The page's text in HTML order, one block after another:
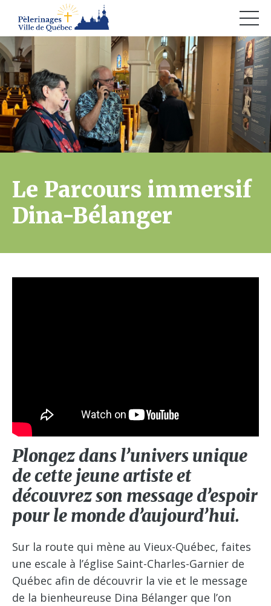
Le Parcours immersif
Dina-Bélanger
Plongez dans l’univers unique
de cette jeune artiste et
découvrez son message d’espoir
pour le monde d’aujourd’hui.
Sur la route qui mène au Vieux-Québec, faites
une escale à l’église Saint-Charles-Garnier de
Québec afin de découvrir la vie et le message
de la bienheureuse Dina Bélanger que l’on